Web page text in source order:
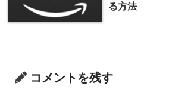
る方法
コメントを残す